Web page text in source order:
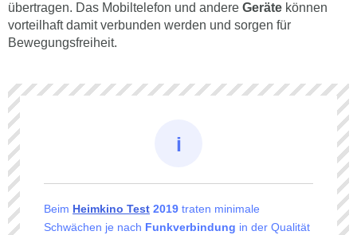
übertragen. Das Mobiltelefon und andere Geräte können
vorteilhaft damit verbunden werden und sorgen für
Bewegungsfreiheit.
Beim Heimkino Test 2019 traten minimale
Schwächen je nach Funkverbindung in der Qualität